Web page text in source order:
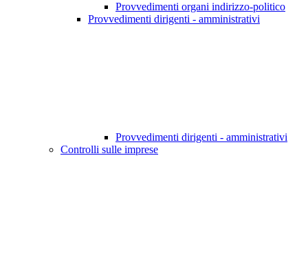
Provvedimenti organi indirizzo-politico
Provvedimenti dirigenti - amministrativi
Provvedimenti dirigenti - amministrativi
Controlli sulle imprese